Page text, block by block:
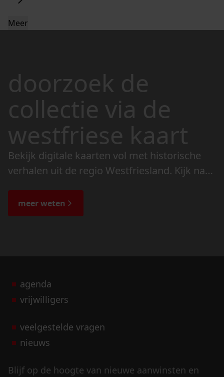
Meer
doorzoek de
collectie via de
westfriese kaart
Bekijk digitale kaarten vol met historische
verhalen uit de regio Westfriesland. Kijk naar
de bijzondere verhalen.
meer weten
agenda
vrijwilligers
veelgestelde vragen
nieuws
Blijf op de hoogte van nieuwe aanwinsten en